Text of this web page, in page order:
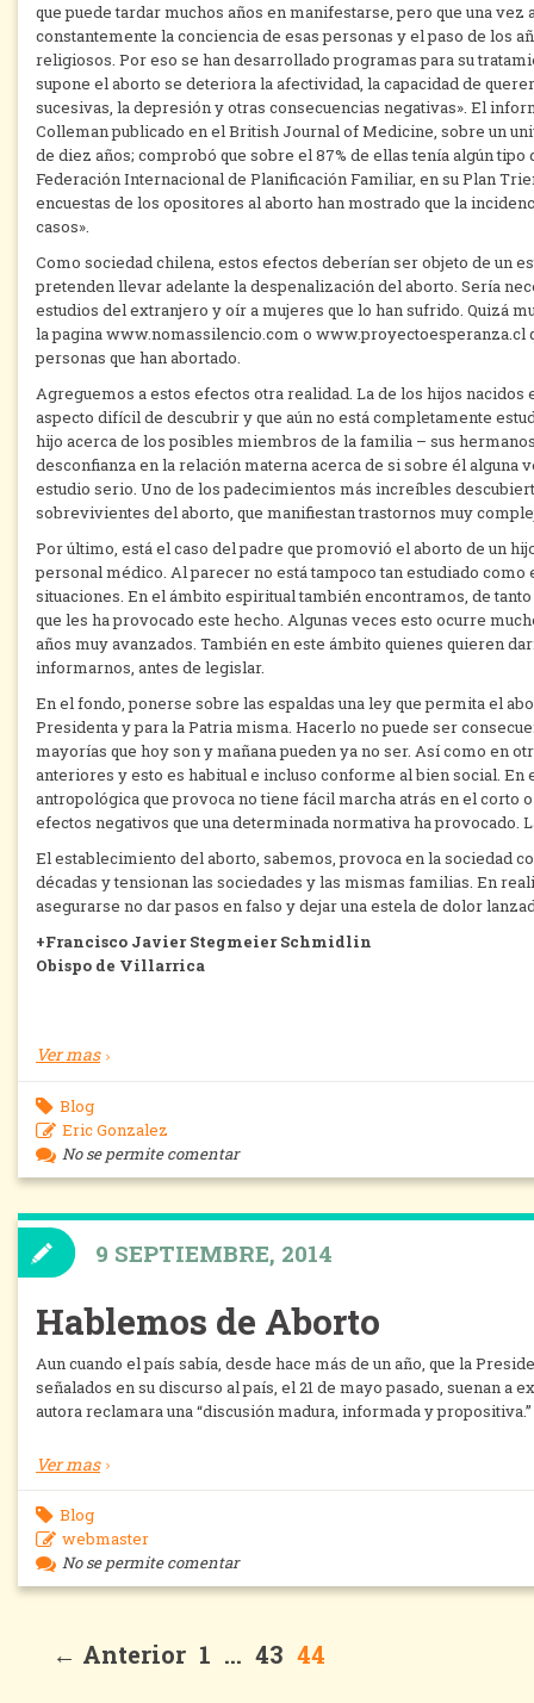
que puede tardar muchos años en manifestarse, pero que una
constantemente la conciencia de esas personas y el paso de los
religiosos. Por eso se han desarrollado programas para su
supone el aborto se deteriora la afectividad, la capacidad de
sucesivas, la depresión y otras consecuencias negativas». El
Colleman publicado en el British Journal of Medicine, sobre un
de diez años; comprobó que sobre el 87% de ellas tenía algún
Federación Internacional de Planificación Familiar, en su Plan
encuestas de los opositores al aborto han mostrado que la
casos».
Como sociedad chilena, estos efectos deberían ser objeto de un
pretenden llevar adelante la despenalización del aborto. Sería
estudios del extranjero y oír a mujeres que lo han sufrido. Quizá
la pagina www.nomassilencio.com o
personas que han abortado.
Agreguemos a estos efectos otra realidad. La de los hijos
aspecto difícil de descubrir y que aún no está completamente
hijo acerca de los posibles miembros de la familia – sus
desconfianza en la relación materna acerca de si sobre él
estudio serio. Uno de los padecimientos más increíbles
sobrevivientes del aborto, que manifiestan trastornos muy
Por último, está el caso del padre que promovió el aborto de un
personal médico. Al parecer no está tampoco tan estudiado
situaciones. En el ámbito espiritual también encontramos, de
que les ha provocado este hecho. Algunas veces esto ocurre
años muy avanzados. También en este ámbito quienes quieren
informarnos, antes de legislar.
En el fondo, ponerse sobre las espaldas una ley que permita el
Presidenta y para la Patria misma. Hacerlo no puede ser
mayorías que hoy son y mañana pueden ya no ser. Así como en
anteriores y esto es habitual e incluso conforme al bien social.
antropológica que provoca no tiene fácil marcha atrás en el corto
efectos negativos que una determinada normativa ha
El establecimiento del aborto, sabemos, provoca en la sociedad
décadas y tensionan las sociedades y las mismas familias. En
asegurarse no dar pasos en falso y dejar una estela de dolor
+Francisco Javier Stegmeier Schmidlin
Obispo de Villarrica
Ver mas
Blog
Eric Gonzalez
No se permite comentar
Hablemos de Aborto
Aun cuando el país sabía, desde hace más de un año, que la
señalados en su discurso al país, el 21 de mayo pasado, suenan
autora reclamara una “discusión madura, informada y propositiva.”
Ver mas
9 SEPTIEMBRE, 2014
Blog
webmaster
No se permite comentar
← Anterior 1 … 43 44